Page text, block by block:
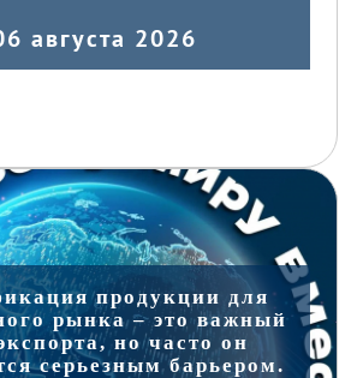
августа 2026
продукции для
рынка – это важный
но часто он
серьезным барьером.